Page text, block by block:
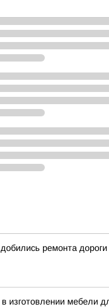
ремонта
изготовлении мебели